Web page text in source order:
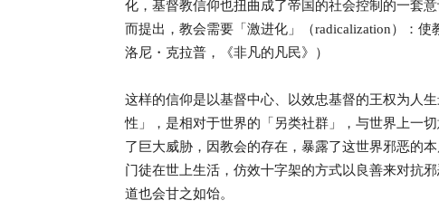
化，基督教信仰也扭曲成了帝国的社会控制的一套
而提出，教会需要「激进化」（radicalization）：
洛尼・克拉普，《非凡的凡民》）
这样的信仰是以基督中心、以效忠基督的王权为人
性」，是相对于世界的「另类社群」，与世界上一
了巨大威胁，因教会的存在，暴露了这世界邪恶的
门徒在世上生活，仿效十字架的方式以良善来对抗
道也会甘之如饴。